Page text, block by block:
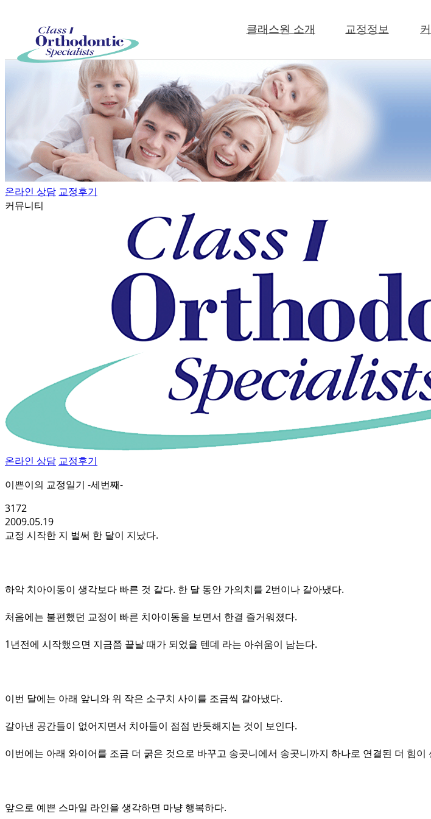
클래스원 소개 교정정보
온라인 상담 교정후기
커뮤니티
온라인 상담 교정후기
이쁜이의 교정일기 -세번째-
3172
2009.05.19
교정 시작한 지 벌써 한 달이 지났다.
하악 치아이동이 생각보다 빠른 것 같다. 한 달 동안 가의치를 2번이나 갈아냈다.
처음에는 불편했던 교정이 빠른 치아이동을 보면서 한결 즐거워졌다.
1년전에 시작했으면 지금쯤 끝날 때가 되었을 텐데 라는 아쉬움이 남는다.
이번 달에는 아래 앞니와 위 작은 소구치 사이를 조금씩 갈아냈다.
갈아낸 공간들이 없어지면서 치아들이 점점 반듯해지는 것이 보인다.
이번에는 아래 와이어를 조금 더 굵은 것으로 바꾸고 송곳니에서 송곳니까지 하나로 연결된 더 힘이
앞으로 예쁜 스마일 라인을 생각하면 마냥 행복하다.